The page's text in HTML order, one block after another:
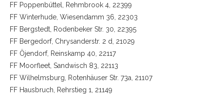
FF Poppenbüttel, Rehmbrook 4, 22399
FF Winterhude, Wiesendamm 36, 22303
FF Bergstedt, Rodenbeker Str. 30, 22395
FF Bergedorf, Chrysanderstr. 2 d, 21029
FF Öjendorf, Reinskamp 40, 22117
FF Moorfleet, Sandwisch 83, 22113
FF Wilhelmsburg, Rotenhäuser Str. 73a, 21107
FF Hausbruch, Rehrstieg 1, 21149